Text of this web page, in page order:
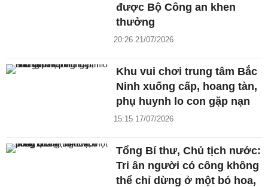
được Bộ Công an khen
thưởng
20:26 21/07/2026
Khu vui chơi trung tâm Bắc
Ninh xuống cấp, hoang tàn,
phụ huynh lo con gặp nạn
15:15 17/07/2026
Tổng Bí thư, Chủ tịch nước:
Tri ân người có công không
thể chỉ dừng ở một bó hoa,